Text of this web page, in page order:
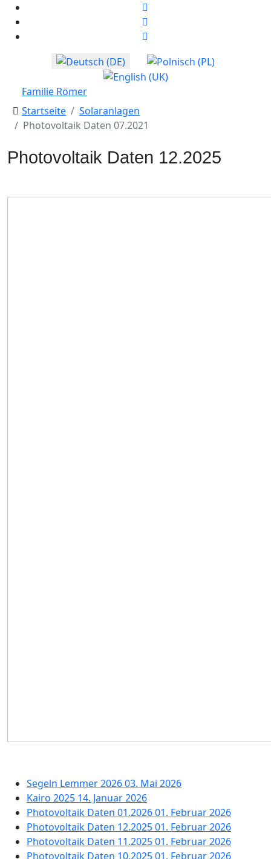
Sprache auswählen
Familie Römer
Startseite
Solaranlagen
Photovoltaik Daten 07.2021
Photovoltaik Daten 12.2025
Segeln Lemmer 202603. Mai 2026
Kairo 2025 14. Januar 2026
Photovoltaik Daten 01.202601. Februar 2026
Photovoltaik Daten 12.202501. Februar 2026
Photovoltaik Daten 11.202501. Februar 2026
Photovoltaik Daten 10.202501. Februar 2026